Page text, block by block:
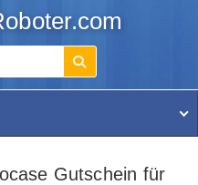
Gutschein für